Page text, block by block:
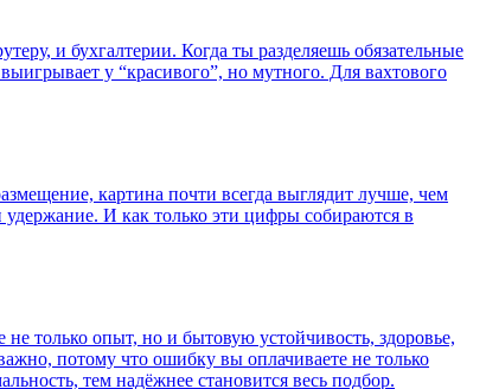
и бухгалтерии. Когда ты разделяешь обязательные
у “красивого”, но мутного. Для вахтового
картина почти всегда выглядит лучше, чем
удержание. И как только эти цифры собираются в
только опыт, но и бытовую устойчивость, здоровье,
потому что ошибку вы оплачиваете не только
тем надёжнее становится весь подбор.